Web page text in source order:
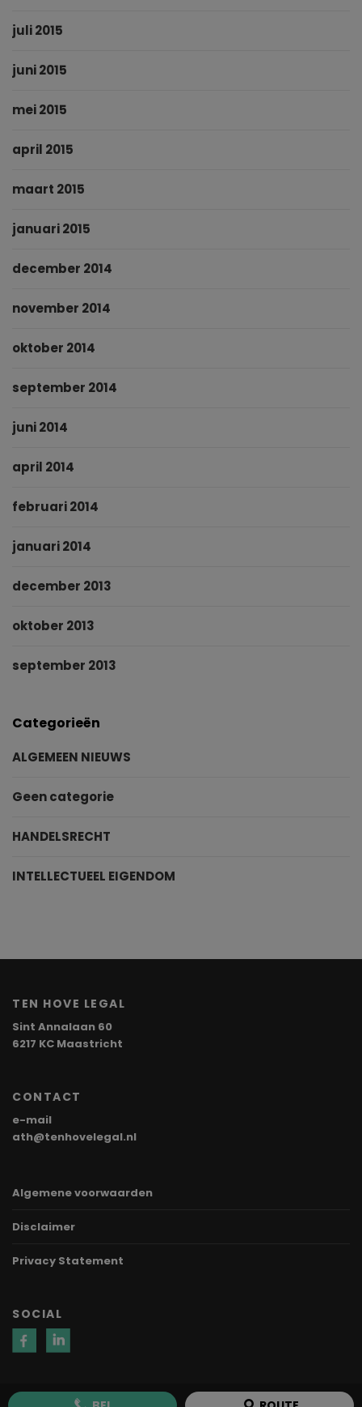
juli 2015
juni 2015
mei 2015
april 2015
maart 2015
januari 2015
december 2014
november 2014
oktober 2014
september 2014
juni 2014
april 2014
februari 2014
januari 2014
december 2013
oktober 2013
september 2013
Categorieën
ALGEMEEN NIEUWS
Geen categorie
HANDELSRECHT
INTELLECTUEEL EIGENDOM
TEN HOVE LEGAL
Sint Annalaan 60
6217 KC Maastricht
CONTACT
e-mail
ath@tenhovelegal.nl
Algemene voorwaarden
Disclaimer
Privacy Statement
SOCIAL